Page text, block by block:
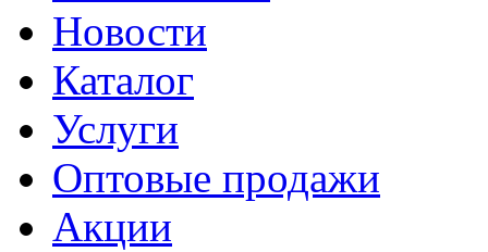
Новости
Каталог
Услуги
Оптовые продажи
Акции